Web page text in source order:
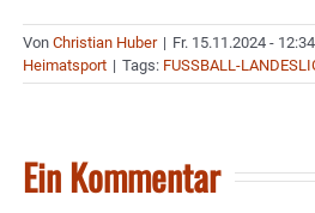
Von Christian Huber | Fr. 15.11.2024 - 12:34
Heimatsport | Tags: FUSSBALL-
Ein Kommentar